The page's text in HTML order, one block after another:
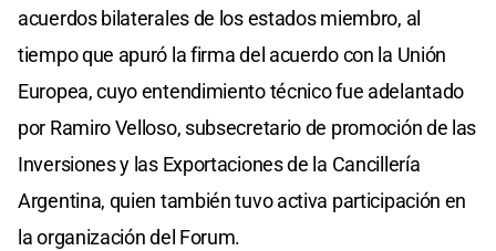
acuerdos bilaterales de los estados miembro, al
tiempo que apuró la firma del acuerdo con la Unión
Europea, cuyo entendimiento técnico fue adelantado
por Ramiro Velloso, subsecretario de promoción de las
Inversiones y las Exportaciones de la Cancillería
Argentina, quien también tuvo activa participación en
la organización del Forum.